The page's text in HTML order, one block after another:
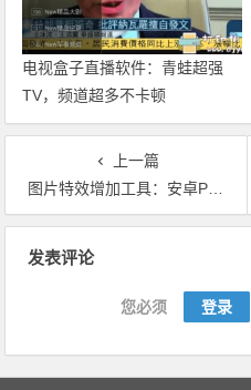
电视盒子直播软件：青蛙超强
TV，频道超多不卡顿
上一篇
图片特效增加工具：安卓Polish_v1.231.48解锁高级功能版
发表评论
您必须 登录